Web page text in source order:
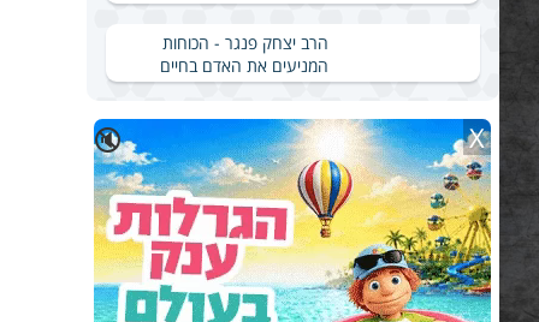
הרב יצחק פנגר - הכוחות
המניעים את האדם בחיים
🔇 X